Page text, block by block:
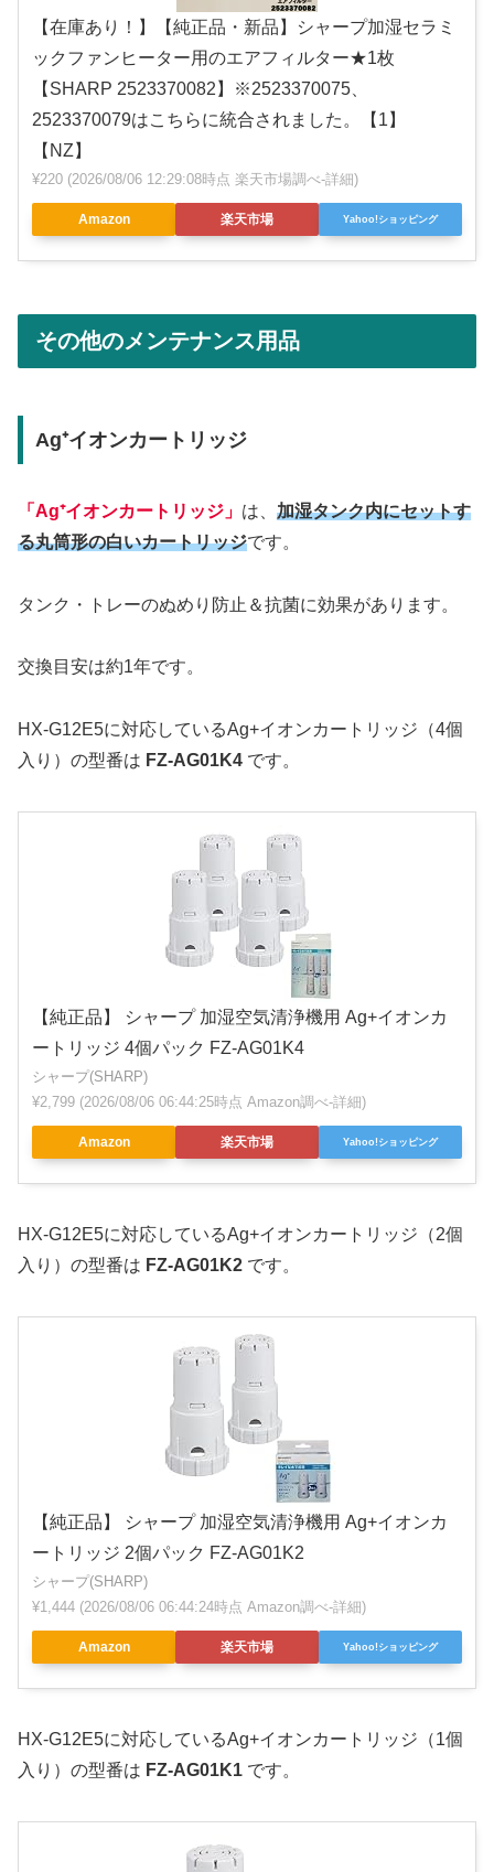
【在庫あり！】【純正品・新品】シャープ加湿セラミ
ックファンヒーター用のエアフィルター★1枚
【SHARP 2523370082】※2523370075、
2523370079はこちらに統合されました。【1】
【NZ】
¥220 (2026/08/06 12:29:08時点 楽天市場調べ-詳細)
Amazon 楽天市場 Yahoo!ショッピング
その他のメンテナンス用品
Ag⁺イオンカートリッジ
「Ag⁺イオンカートリッジ」 は、 加湿タンク内にセットす
る丸筒形の白いカートリッジです。
タンク・トレーのぬめり防止＆抗菌に効果があります。
交換目安は約1年です。
HX-G12E5に対応しているAg+イオンカートリッジ（4個
入り）の型番は FZ-AG01K4 です。
【純正品】 シャープ 加湿空気清浄機用 Ag+イオンカ
ートリッジ 4個パック FZ-AG01K4
シャープ(SHARP)
¥2,799 (2026/08/06 06:44:25時点 Amazon調べ-詳細)
Amazon 楽天市場 Yahoo!ショッピング
HX-G12E5に対応しているAg+イオンカートリッジ（2個
入り）の型番は FZ-AG01K2 です。
【純正品】 シャープ 加湿空気清浄機用 Ag+イオンカ
ートリッジ 2個パック FZ-AG01K2
シャープ(SHARP)
¥1,444 (2026/08/06 06:44:24時点 Amazon調べ-詳細)
Amazon 楽天市場 Yahoo!ショッピング
HX-G12E5に対応しているAg+イオンカートリッジ（1個
入り）の型番は FZ-AG01K1 です。